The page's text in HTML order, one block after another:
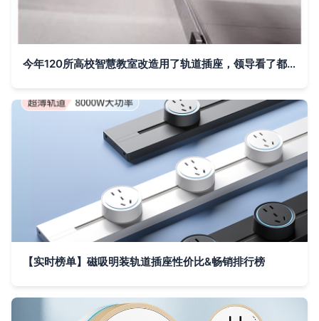
今年120所高校智慧教室改造用了轨道插座，领导看了都点赞！
【实时榜单】磁吸明装轨道插座性价比&畅销排行榜